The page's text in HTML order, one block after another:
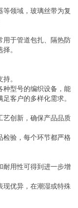
等领域，玻璃丝带为复
用于管道包扎、隔热防
。
。
种型号的编织设备，能
客户的多样化需求。
艺创新，确保产品品质
检验，每个环节都严格
耐用性可得到进一步增
现优异，在潮湿或特殊